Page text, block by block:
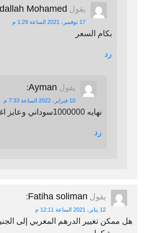
يقول Mohamed
17 نوفمبر، 2021 الساعة 1:29 م
بكام السعر
رد
يقول Ayman
:
10 فبراير، 2022 الساعة 7:33 م
نهايه 1000000سوداني وعايز اغيرهم
رد
يقول Fatiha soliman
:
12 يناير، 2021 الساعة 12:11 م
هل ممكن تغيير الدرهم المغربي إلى